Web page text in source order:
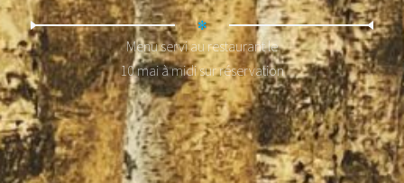
✻
Menu servi au restaurant le
10 mai à midi sur réservation